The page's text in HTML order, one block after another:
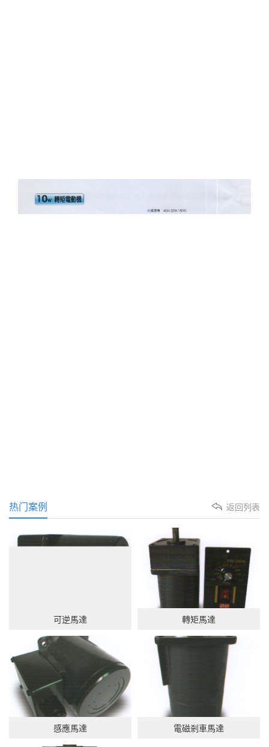
返回列表
热门案例
可逆馬達 轉矩馬達
感應馬達 電磁剎車馬達